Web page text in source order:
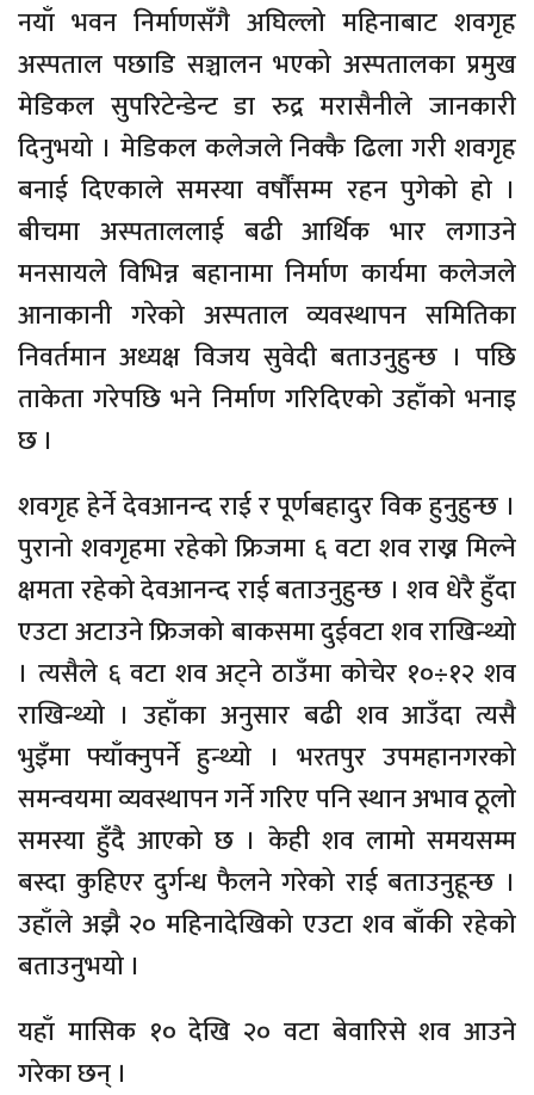
नयाँ भवन निर्माणसँगै अघिल्लो महिनाबाट शवगृह
अस्पताल पछाडि सञ्चालन भएको अस्पतालका प्रमुख
मेडिकल सुपरिटेन्डेन्ट डा रुद्र मरासैनीले जानकारी
दिनुभयो । मेडिकल कलेजले निक्कै ढिला गरी शवगृह
बनाई दिएकाले समस्या वर्षाैंसम्म रहन पुगेको हो ।
बीचमा अस्पताललाई बढी आर्थिक भार लगाउने
मनसायले विभिन्न बहानामा निर्माण कार्यमा कलेजले
आनाकानी गरेको अस्पताल व्यवस्थापन समितिका
निवर्तमान अध्यक्ष विजय सुवेदी बताउनुहुन्छ । पछि
ताकेता गरेपछि भने निर्माण गरिदिएको उहाँको भनाइ
छ ।
शवगृह हेर्ने देवआनन्द राई र पूर्णबहादुर विक हुनुहुन्छ ।
पुरानो शवगृहमा रहेको फ्रिजमा ६ वटा शव राख्न मिल्ने
क्षमता रहेको देवआनन्द राई बताउनुहुन्छ । शव धेरै हुँदा
एउटा अटाउने फ्रिजको बाकसमा दुईवटा शव राखिन्थ्यो
। त्यसैले ६ वटा शव अट्ने ठाउँमा कोचेर १०÷१२ शव
राखिन्थ्यो । उहाँका अनुसार बढी शव आउँदा त्यसै
भुइँमा फ्याँक्नुपर्ने हुन्थ्यो । भरतपुर उपमहानगरको
समन्वयमा व्यवस्थापन गर्ने गरिए पनि स्थान अभाव ठूलो
समस्या हुँदै आएको छ । केही शव लामो समयसम्म
बस्दा कुहिएर दुर्गन्ध फैलने गरेको राई बताउनुहून्छ ।
उहाँले अझै २० महिनादेखिको एउटा शव बाँकी रहेको
बताउनुभयो ।
यहाँ मासिक १० देखि २० वटा बेवारिसे शव आउने
गरेका छन् ।